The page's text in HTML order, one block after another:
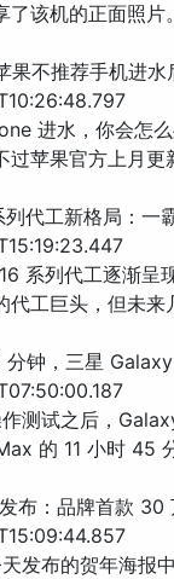
该机的正面照片。
果不推荐手机进水
进水，你会怎
苹果官方上月更
代工新格局：一
系列代工逐渐呈
工巨头，但未来
分钟，三星
测试之后，
的 11 小时 45
布：品牌首款 30
发布的贺年海报